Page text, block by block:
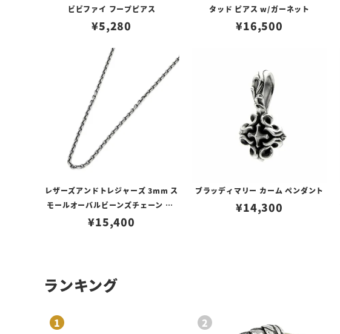
ビビファイ フープピアス
¥5,280
タッド ピアス w/ガーネット
¥16,500
レザーズアンドトレジャーズ 3mm ス
モールオーバルビーンズチェーン w/
ロブスタークラスプ＆LTロゴプレート
¥15,400
ブラッディマリー カーム ペンダント
¥14,300
ランキング